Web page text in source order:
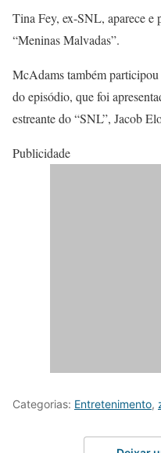
Tina Fey, ex-SNL, aparece e
“Meninas Malvadas”.
McAdams também
do episódio, que foi
estreante do “SNL”, Jacob
Publicidade
Categorias: Entretenimento,